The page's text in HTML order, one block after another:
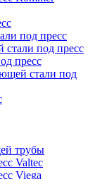
под пресс
под пресс
пресс
стали под
трубы
Valtec
Viega